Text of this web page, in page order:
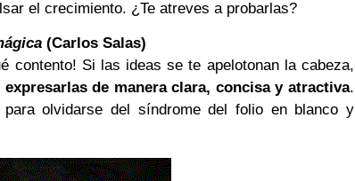
el crecimiento. ¿Te atreves a probarlas?
(Carlos Salas)
contento! Si las ideas se te apelotonan la cabeza,
expresarlas de manera clara, concisa y atractiva.
olvidarse del síndrome del folio en blanco y